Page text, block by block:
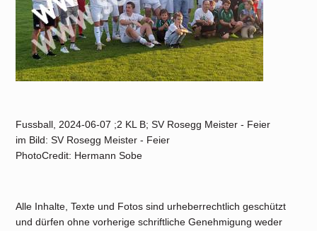
Fussball, 2024-06-07 ;2 KL B; SV Rosegg Meister - Feier
im Bild: SV Rosegg Meister - Feier
PhotoCredit: Hermann Sobe
Alle Inhalte, Texte und Fotos sind urheberrechtlich geschützt
und dürfen ohne vorherige schriftliche Genehmigung weder